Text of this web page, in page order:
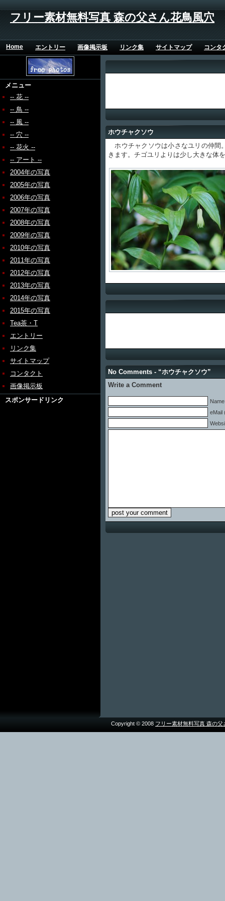
フリー素材無料写真 森の父さん花鳥風穴
Home エントリー 画像掲示板 リンク集 サイトマップ コンタ
メニュー
-- 花 --
-- 鳥 --
-- 風 --
-- 穴 --
-- 花火 --
-- アート --
2004年の写真
2005年の写真
2006年の写真
2007年の写真
2008年の写真
2009年の写真
2010年の写真
2011年の写真
2012年の写真
2013年の写真
2014年の写真
2015年の写真
Tea茶・T
エントリー
リンク集
サイトマップ
コンタクト
画像掲示板
スポンサードリンク
ホウチャクソウ
ホウチャクソウは小さなユリの仲間
きます。チゴユリよりは少し大きな体
No Comments - “ホウチャクソウ”
Write a Comment
eMail
Copyright © 2008 フリー素材無料写真 森の父